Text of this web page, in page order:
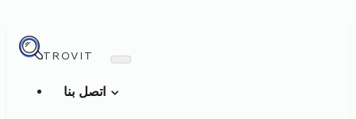
TROVIT